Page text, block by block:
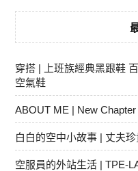
穿搭 | 上班族經典黑跟鞋
空氣鞋
ABOUT ME | New
白白的空中小故事 | 丈夫
空服員的外站生活 | TPE-